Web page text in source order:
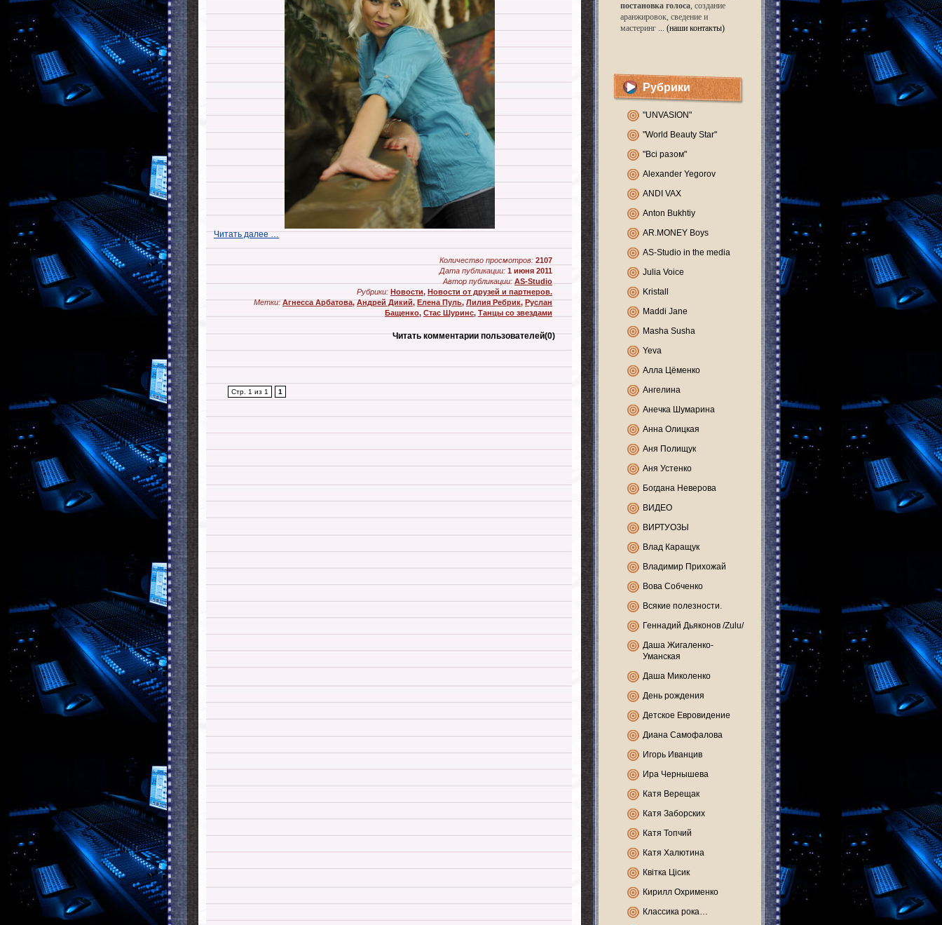
постановка голоса, создание
аранжировок, сведение и
мастеринг ... (наши контакты)
Рубрики
"UNVASION"
"World Beauty Star"
"Всі разом"
Alexander Yegorov
ANDI VAX
Anton Bukhtiy
AR.MONEY Boys
AS-Studio in the media
Julia Voice
Kristall
Maddi Jane
Masha Susha
Yeva
Алла Цёменко
Ангелина
Анечка Шумарина
Анна Олицкая
Аня Полищук
Аня Устенко
Богдана Неверова
ВИДЕО
ВИРТУОЗЫ
Влад Каращук
Владимир Прихожай
Вова Собченко
Всякие полезности.
Геннадий Дьяконов /Zulu/
Даша Жигаленко-
Уманская
Даша Миколенко
День рождения
Детское Евровидение
Диана Самофалова
Игорь Иванцив
Ира Чернышева
Катя Верещак
Катя Заборских
Катя Топчий
Катя Халютина
Квітка Цісик
Кирилл Охрименко
Классика рока…
Читать далее …
Количество просмотров: 2107
Дата публикации: 1 июня 2011
Автор публикации: AS-Studio
Рубрики: Новости, Новости от друзей и партнеров.
Метки: Агнесса Арбатова,Андрей Дикий,Елена Пуль,Лилия Ребрик,Руслан
Бащенко, Стас Шуринс, Танцы со звездами
Читать комментарии пользователей(0)
Стр. 1 из 1 1